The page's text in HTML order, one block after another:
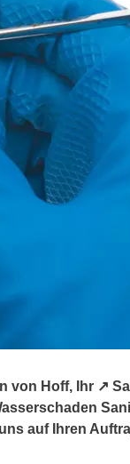
von Hoff, Ihr ↗️
auf Ihren